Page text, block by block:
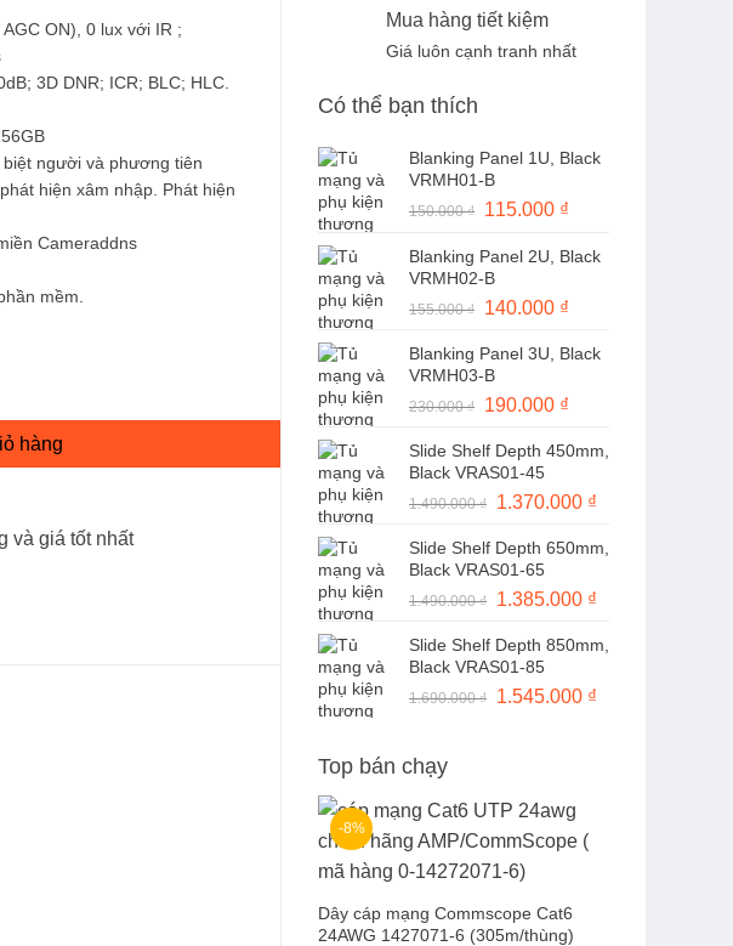
Mua hàng tiết kiệm
Giá luôn cạnh tranh nhất
Có thể bạn thích
Blanking Panel 1U, Black
VRMH01-B
150.000₫
Giá
là:
150.000 ₫.
115.000 ₫
tại
Blanking Panel 2U, Black
VRMH02-B
155.000₫
Giá
là:
155.000 ₫.
140.000 ₫
tại
Blanking Panel 3U, Black
VRMH03-B
230.000₫
Giá
là:
230.000 ₫.
190.000 ₫
tại
190.000 ₫.
Slide Shelf Depth 450mm,
Black VRAS01-45
1.490.000₫
Giá
là:
1.490.000 ₫.
1.370.000 ₫
tại
Slide Shelf Depth 650mm,
Black VRAS01-65
1.490.000₫
Giá
là:
1.490.000 ₫.
1.385.000 ₫
tại
Slide Shelf Depth 850mm,
Black VRAS01-85
1.690.000₫
Giá
1.545.000 ₫
Top bán chạy
-8%
Dây cáp mạng Commscope Cat6
24AWG 1427071-6 (305m/thùng)
ON), 0 lux với IR ;
3D DNR; ICR; BLC; HLC.
người và phương tiên
hiện xâm nhập. Phát hiện
Cameraddns
mềm.
DS-2CD2743G2-IZS số lượng
hàng
và giá tốt nhất